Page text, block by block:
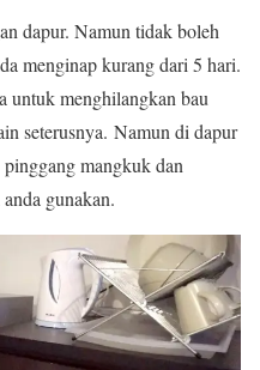
dapur. Namun tidak boleh
menginap kurang dari 5 hari.
untuk menghilangkan bau
seterusnya. Namun di dapur
mangkuk dan
gunakan.